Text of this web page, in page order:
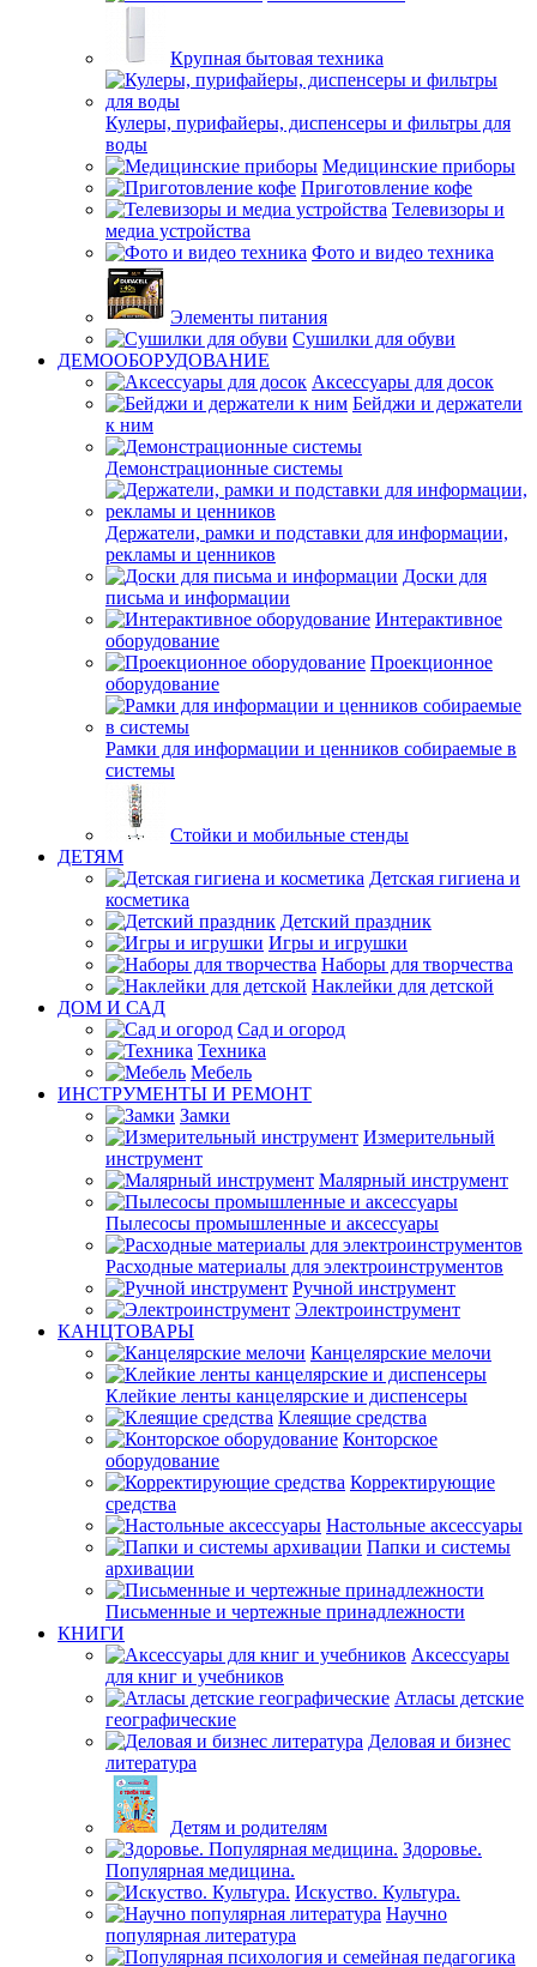
Крупная бытовая техника
Кулеры, пурифайеры, диспенсеры и фильтры для
воды
Медицинские приборы
Приготовление кофе
Телевизоры и
медиа устройства
Фото и видео техника
Элементы питания
Сушилки для обуви
ДЕМООБОРУДОВАНИЕ
Аксессуары для досок
Бейджи и держатели
к ним
Демонстрационные системы
Держатели, рамки и подставки для информации,
рекламы и ценников
Доски для
письма и информации
Интерактивное
оборудование
Проекционное
оборудование
Рамки для информации и ценников собираемые в
системы
Стойки и мобильные стенды
ДЕТЯМ
Детская гигиена и
косметика
Детский праздник
Игры и игрушки
Наборы для творчества
Наклейки для детской
ДОМ И САД
Сад и огород
Техника
Мебель
ИНСТРУМЕНТЫ И РЕМОНТ
Замки
Измерительный
инструмент
Малярный инструмент
Пылесосы промышленные и аксессуары
Расходные материалы для электроинструментов
Ручной инструмент
Электроинструмент
КАНЦТОВАРЫ
Канцелярские мелочи
Клейкие ленты канцелярские и диспенсеры
Клеящие средства
Конторское
оборудование
Корректирующие
средства
Настольные аксессуары
Папки и системы
архивации
Письменные и чертежные принадлежности
КНИГИ
Аксессуары
для книг и учебников
Атласы детские
географические
Деловая и бизнес
литература
Детям и родителям
Здоровье.
Популярная медицина.
Искуство. Культура.
Научно
популярная литература